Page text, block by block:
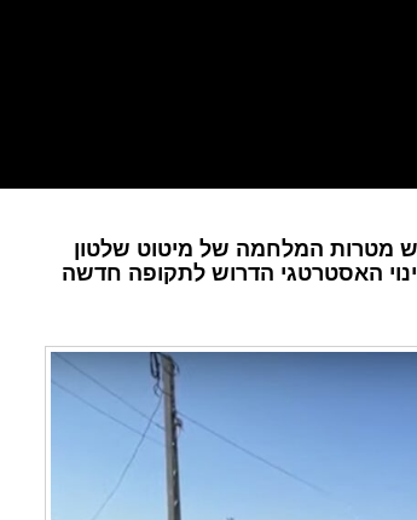
מטרות המלחמה של מיטוט שלטון
האסטרטגי הדרוש לתקופה חדשה